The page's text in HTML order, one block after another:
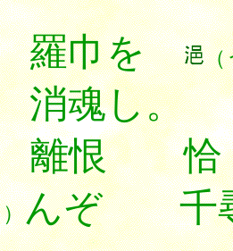
巾を （
魂し。
離恨 恰
んぞ 千